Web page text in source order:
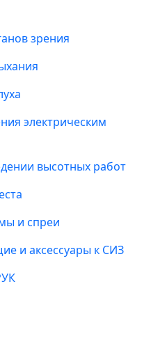
зрения
электрическим
высотных работ
и спреи
и аксессуары к СИЗ